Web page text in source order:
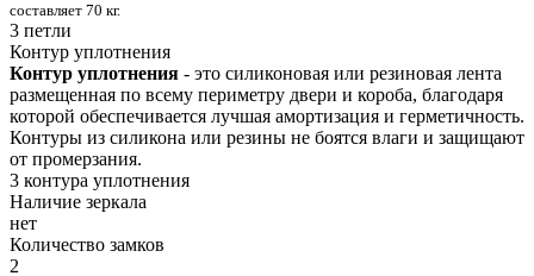
составляет 70 кг.
3 петли
Контур уплотнения
Контур уплотнения - это силиконовая или резиновая лента
размещенная по всему периметру двери и короба, благодаря
которой обеспечивается лучшая амортизация и герметичность.
Контуры из силикона или резины не боятся влаги и защищают
от промерзания.
3 контура уплотнения
Наличие зеркала
нет
Количество замков
2